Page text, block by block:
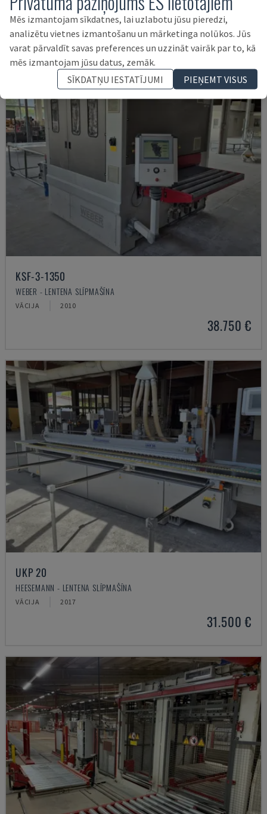
POLIJA 2019
78.000 €
KSF-3-1350
WEBER - LENTEŅA SLĪPMAŠĪNA
VĀCIJA 2010
38.750 €
UKP 20
HEESEMANN - LENTEŅA SLĪPMAŠĪNA
VĀCIJA 2017
31.500 €
Mēs izmantojam sīkdatnes, lai uzlabotu jūsu pieredzi,
analizētu vietnes izmantošanu un mārketinga nolūkos. Jūs
varat pārvaldīt savas preferences un uzzināt vairāk par to, kā
mēs izmantojam jūsu datus, zemāk.
SĪKDATŅU IESTATĪJUMI
PIEŅEMT VISUS